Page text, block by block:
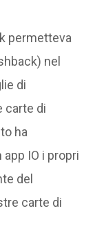
permetteva
nel
di
carte di
ha
IO i propri
del
carte di